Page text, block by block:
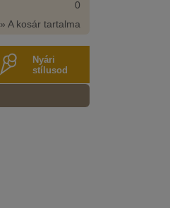
0
» A kosár tartalma
Nyári
stílusod